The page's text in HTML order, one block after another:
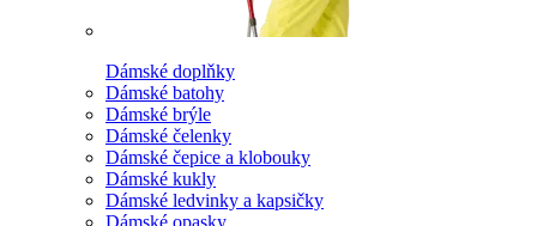
Dámské doplňky
Dámské batohy
Dámské brýle
Dámské čelenky
Dámské čepice a klobouky
Dámské kukly
Dámské ledvinky a kapsičky
Dámské opasky